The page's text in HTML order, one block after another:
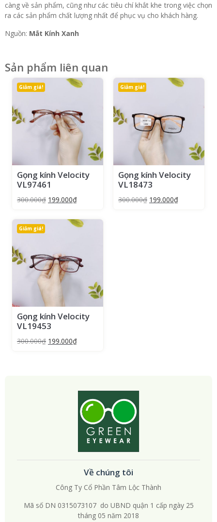
càng về sản phẩm, cũng như các tiêu chí khắt khe trong việc chọn
ra các sản phẩm chất lượng nhất để phục vụ cho khách hàng.
Nguồn: Mắt Kính Xanh
Sản phẩm liên quan
Giảm giá!
Gọng kính Velocity
VL97461
300.000₫ 199.000₫
Giảm giá!
Gọng kính Velocity
VL18473
300.000₫ 199.000₫
Giảm giá!
Gọng kính Velocity
VL19453
300.000₫ 199.000₫
Về chúng tôi
Công Ty Cổ Phần Tâm Lộc Thành
Mã số DN 0315073107 do UBND quận 1 cấp ngày 25
tháng 05 năm 2018